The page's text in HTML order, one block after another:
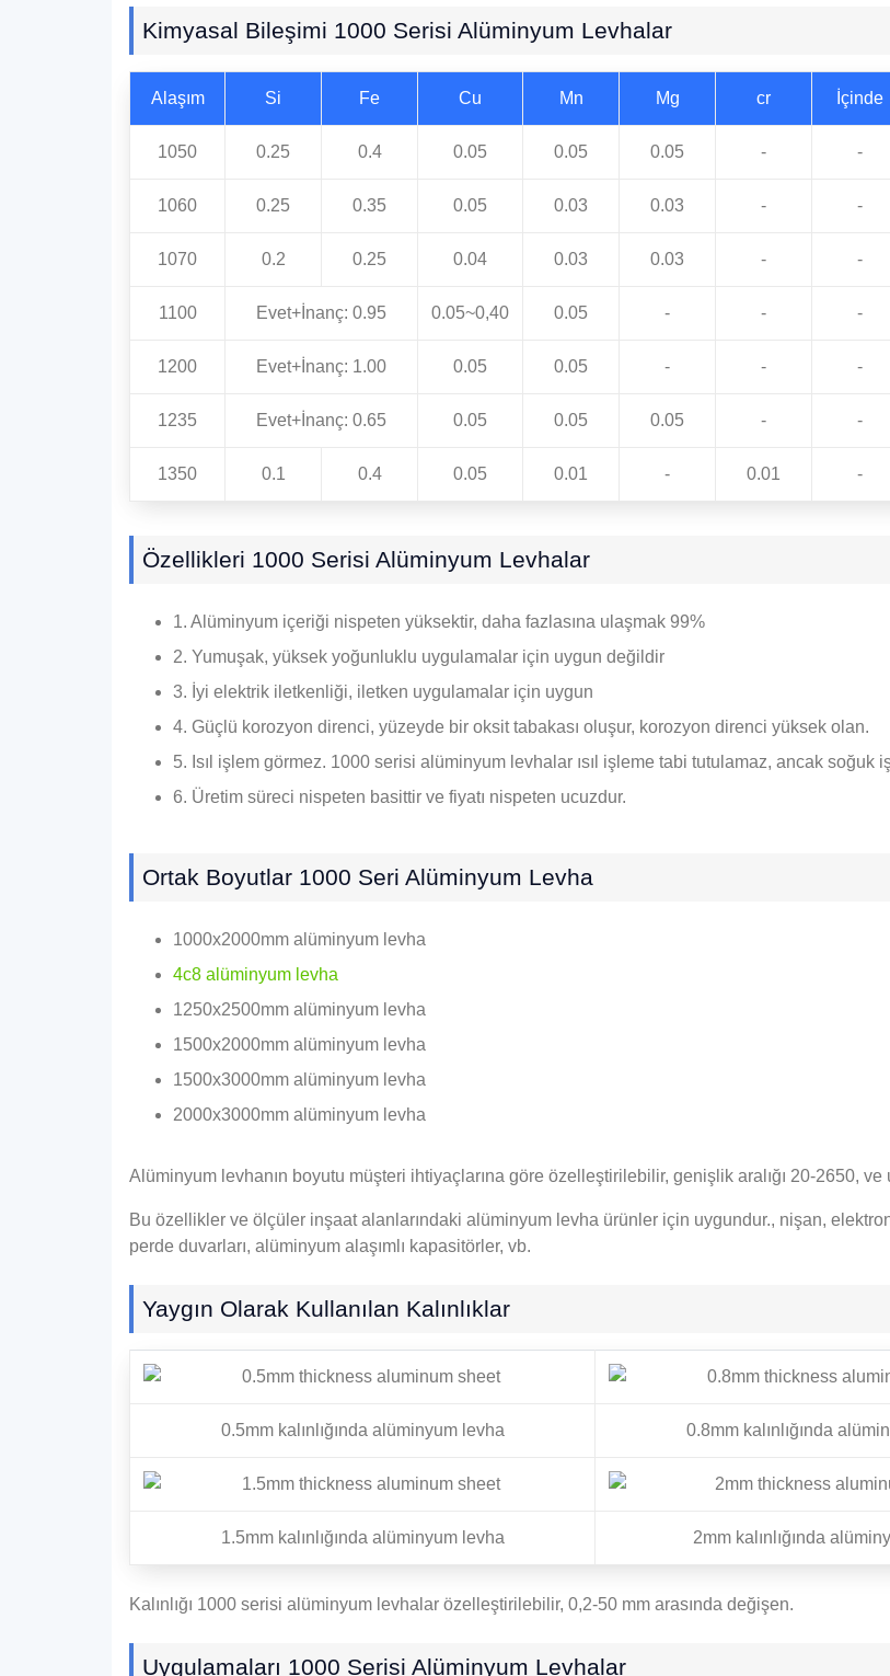
Kimyasal Bileşimi 1000 Serisi Alüminyum Levhalar
Alaşım Si Fe Cu Mn Mg cr İçinde
1050 0.25 0.4 0.05 0.05 0.05 - -
1060 0.25 0.35 0.05 0.03 0.03 - -
1070 0.2 0.25 0.04 0.03 0.03 - -
1100 Evet+İnanç: 0.95 0.05~0,40 0.05 - - -
1200 Evet+İnanç: 1.00 0.05 0.05 - - -
1235 Evet+İnanç: 0.65 0.05 0.05 0.05 - -
1350 0.1 0.4 0.05 0.01 - 0.01 -
Özellikleri 1000 Serisi Alüminyum Levhalar
1. Alüminyum içeriği nispeten yüksektir, daha fazlasına ulaşmak 99%
2. Yumuşak, yüksek yoğunluklu uygulamalar için uygun değildir
3. İyi elektrik iletkenliği, iletken uygulamalar için uygun
4. Güçlü korozyon direnci, yüzeyde bir oksit tabakası oluşur, korozyon direnci yüksek olan.
5. Isıl işlem görmez. 1000 serisi alüminyum levhalar ısıl işleme tabi tutulamaz, ancak soğuk
6. Üretim süreci nispeten basittir ve fiyatı nispeten ucuzdur.
Ortak Boyutlar 1000 Seri Alüminyum Levha
1000x2000mm alüminyum levha
4c8 alüminyum levha
1250x2500mm alüminyum levha
1500x2000mm alüminyum levha
1500x3000mm alüminyum levha
2000x3000mm alüminyum levha
Alüminyum levhanın boyutu müşteri ihtiyaçlarına göre özelleştirilebilir, genişlik aralığı 20-2650, ve
Bu özellikler ve ölçüler inşaat alanlarındaki alüminyum levha ürünler için uygundur., nişan,
perde duvarları, alüminyum alaşımlı kapasitörler, vb.
Yaygın Olarak Kullanılan Kalınlıklar
0.5mm kalınlığında alüminyum levha 0.8mm kalınlığında
1.5mm kalınlığında alüminyum levha 2mm kalınlığında
Kalınlığı 1000 serisi alüminyum levhalar özelleştirilebilir, 0,2-50 mm arasında değişen.
Uygulamaları 1000 Serisi Alüminyum Levhalar